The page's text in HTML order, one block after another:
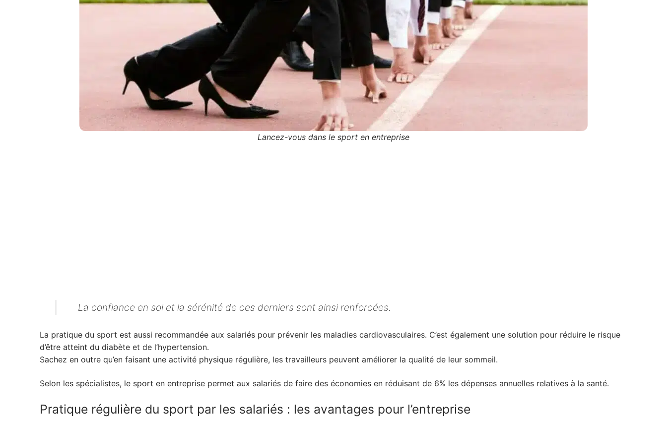
Lancez-vous dans le sport en entreprise
La confiance en soi et la sérénité de ces derniers sont ainsi renforcées.
La pratique du sport est aussi recommandée aux salariés pour prévenir les maladies cardiovasculaires. C’est également une solution pour réduire le risque
d’être atteint du diabète et de l’hypertension.
Sachez en outre qu’en faisant une activité physique régulière, les travailleurs peuvent améliorer la qualité de leur sommeil.
Selon les spécialistes, le sport en entreprise permet aux salariés de faire des économies en réduisant de 6% les dépenses annuelles relatives à la santé.
Pratique régulière du sport par les salariés : les avantages pour l’entreprise